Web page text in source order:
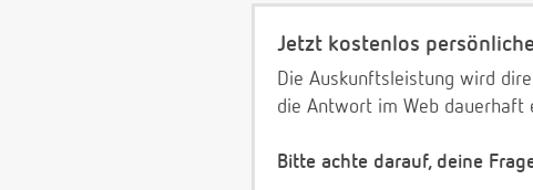
Jetzt kostenlos
Die Auskunftsleistung wird
die Antwort im Web dauerhaft
Bitte achte darauf, deine